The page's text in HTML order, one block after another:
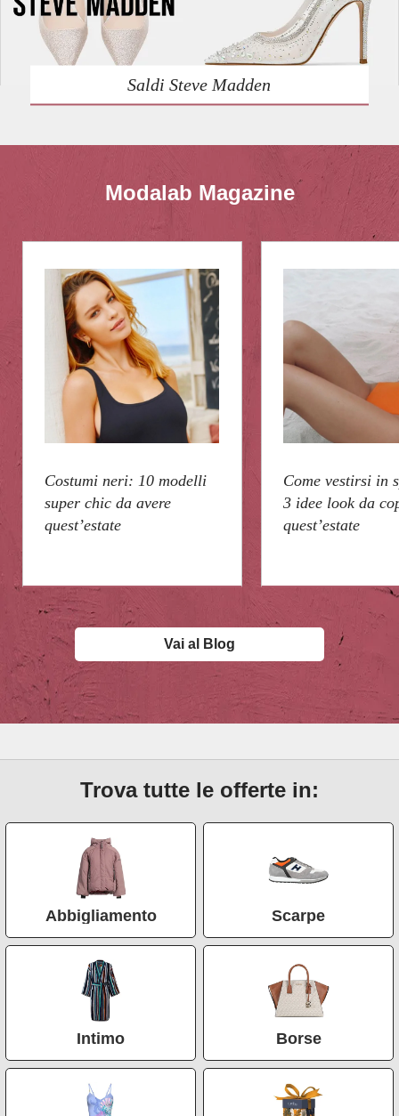
Saldi Steve Madden
Modalab Magazine
Costumi neri: 10 modelli
super chic da avere
quest’estate
Come vestirsi in
3 idee look da
quest’estate
Vai al Blog
Trova tutte le offerte in:
Abbigliamento Scarpe
Intimo Borse